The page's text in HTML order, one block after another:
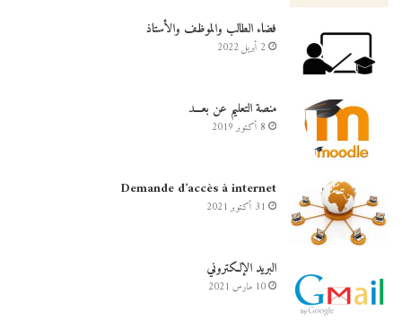
فضاء الطالب والموظف والأستاذ
2 أبريل 2022
منصة التعليم عن بعـــد
8 أكتوبر 2019
Demande d’accès à internet
31 أكتوبر 2021
البريد الإلكتروني
10 مارس 2021